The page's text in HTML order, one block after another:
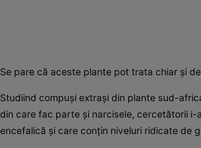
Se pare că aceste plante pot trata chiar şi
Studiind compuşi extraşi din plante sud-
din care fac parte şi narcisele, cercetătorii
encefalică şi care conţin niveluri ridicate de